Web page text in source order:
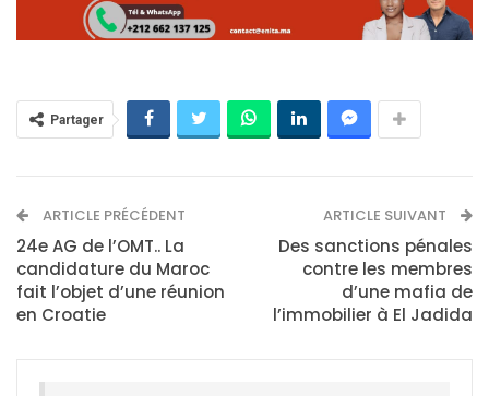
Partager
ARTICLE PRÉCÉDENT
24e AG de l’OMT.. La
candidature du Maroc
fait l’objet d’une réunion
en Croatie
ARTICLE SUIVANT
Des sanctions pénales
contre les membres
d’une mafia de
l’immobilier à El Jadida